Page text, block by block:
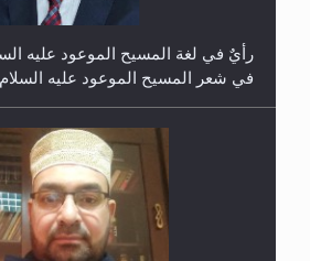
في شعر المسيح الموعود عليه